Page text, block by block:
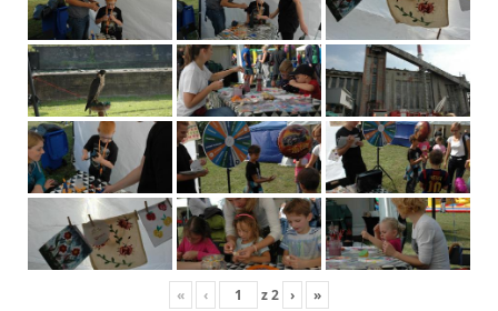
« ‹ z2 › »